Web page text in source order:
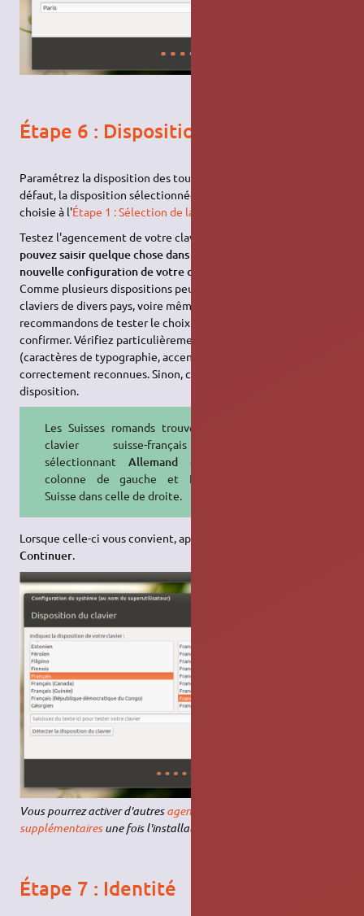
Étape 6 : Disposition du clavier
Paramétrez la disposition des touches de votre clavier. Par
défaut, la disposition sélectionnée correspond à la langue
choisie à l'Étape 1 : Sélection de la langue
Testez l'agencement de votre clavier dans l'espace
pouvez saisir quelque chose dans cet espace pour tester la
nouvelle configuration de votre clavier
Comme plusieurs dispositions peuvent exister entre plusieurs
claviers de divers pays, voire même d'un même pays, nous vous
recommandons de tester le choix sélectionné avant de le
confirmer. Vérifiez particulièrement que les touches spéciales
(caractères de typographie, accents et touches mortes) sont
correctement reconnues. Sinon, choisissez une autre
disposition.
Les Suisses romands trouveront le
clavier suisse-français en
sélectionnant Allemanddans la
colonne de gauche et Français-
Suisse dans celle de droite.
Lorsque celle-ci vous convient, appuyez sur le bouton
Continuer.
Vous pourrez activer d'autresagencements de clavier
supplémentairesune fois l'installation complétée
Étape 7 : Identité